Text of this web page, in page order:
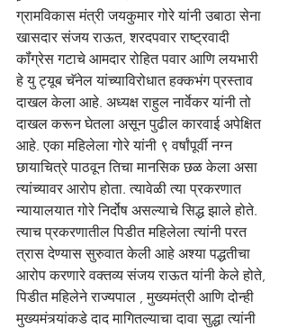
ग्रामविकास मंत्री जयकुमार गोरे यांनी उबाठा सेना
खासदार संजय राऊत, शरदपवार राष्ट्रवादी
कॉंग्रेस गटाचे आमदार रोहित पवार आणि लयभारी
हे यु ट्यूब चॅनेल यांच्याविरोधात हक्कभंग प्रस्ताव
दाखल केला आहे. अध्यक्ष राहुल नार्वेकर यांनी तो
दाखल करून घेतला असून पुढील कारवाई अपेक्षित
आहे. एका महिलेला गोरे यांनी ९ वर्षांपूर्वी नग्न
छायाचित्रे पाठवून तिचा मानसिक छळ केला असा
त्यांच्यावर आरोप होता. त्यावेळी त्या प्रकरणात
न्यायालयात गोरे निर्दोष असल्याचे सिद्ध झाले होते.
त्याच प्रकरणातील पिडीत महिलेला त्यांनी परत
त्रास देण्यास सुरुवात केली आहे अश्या पद्धतीचा
आरोप करणारे वक्तव्य संजय राऊत यांनी केले होते,
पिडीत महिलेने राज्यपाल , मुख्यमंत्री आणि दोन्ही
मुख्यमंत्र्यांकडे दाद मागितल्याचा दावा सुद्धा त्यांनी